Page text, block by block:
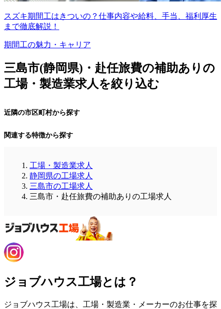
スズキ期間工はきついの？仕事内容や給料、手当、福利厚生
まで徹底解説！
期間工の魅力・キャリア
三島市(静岡県)・赴任旅費の補助ありの
工場・製造業求人を絞り込む
近隣の市区町村から探す
関連する特徴から探す
工場・製造業求人
静岡県の工場求人
三島市の工場求人
三島市・赴任旅費の補助ありの工場求人
ジョブハウス工場とは？
ジョブハウス工場は、工場・製造業・メーカーのお仕事を探